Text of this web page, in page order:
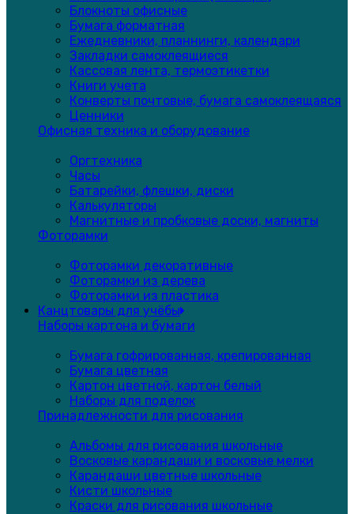
Блокноты офисные
Бумага форматная
Ежедневники, планнинги, календари
Закладки самоклеящиеся
Кассовая лента, термоэтикетки
Книги учета
Конверты почтовые, бумага самоклеящаяся
Ценники
Офисная техника и оборудование
Оргтехника
Часы
Батарейки, флешки, диски
Калькуляторы
Магнитные и пробковые доски, магниты
Фоторамки
Фоторамки декоративные
Фоторамки из дерева
Фоторамки из пластика
Канцтовары для учёбы
Наборы картона и бумаги
Бумага гофрированная, крепированная
Бумага цветная
Картон цветной, картон белый
Наборы для поделок
Принадлежности для рисования
Альбомы для рисования школьные
Восковые карандаши и восковые мелки
Карандаши цветные школьные
Кисти школьные
Краски для рисования школьные